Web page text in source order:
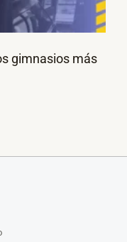
gimnasios más